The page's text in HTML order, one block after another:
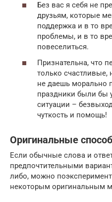
Без вас я себя не
друзьям, которые
поддержка и в то
проблемы, и в то
повеселиться.
Признательна, что
только
не даешь морально
праздники были
ситуации –
чуткость и помощь!
Оригинальные
Если обычные слова и
предпочтительными
либо, можно
некоторым оригинальным